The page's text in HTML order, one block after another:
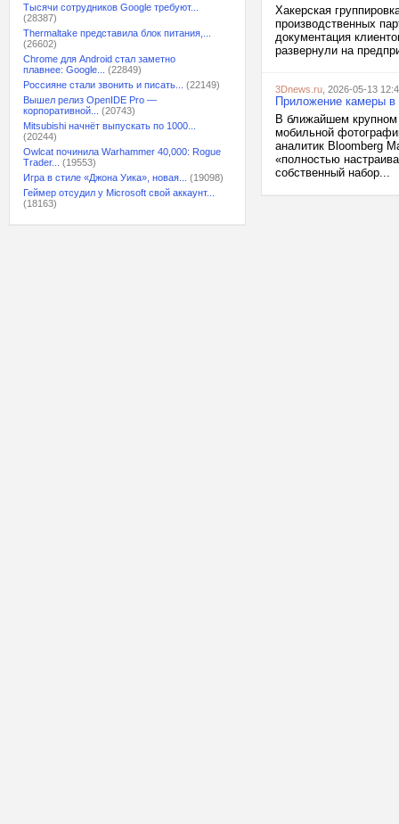
Тысячи сотрудников Google требуют...
(28387)
Thermaltake представила блок питания,...
(26602)
Chrome для Android стал заметно
плавнее: Google...
(22849)
Россияне стали звонить и писать...
(22149)
Вышел релиз OpenIDE Pro —
корпоративной...
(20743)
Mitsubishi начнёт выпускать по 1000...
(20244)
Owlcat починила Warhammer 40,000: Rogue
Trader...
(19553)
Игра в стиле «Джона Уика», новая...
(19098)
Геймер отсудил у Microsoft свой аккаунт...
(18163)
Хакерская
производственных
документация
развернули на
3Dnews.ru , 2026-05-13
Приложение камеры в
В ближайшем крупном
мобильной
аналитик Bloomberg
«полностью
собственный набор...